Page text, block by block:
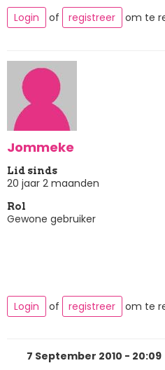
Login
of registreer om te
Jommeke
Lid sinds
20 jaar 2 maanden
Rol
Gewone gebruiker
Login
of registreer om te
7 September 2010 - 20:09